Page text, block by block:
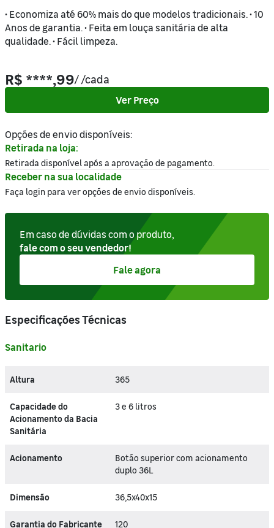
• Economiza até 60% mais do que modelos tradicionais. • 10
Anos de garantia. • Feita em louça sanitária de alta
qualidade. • Fácil limpeza.
R$ ****,99//cada
Ver Preço
Opções de envio disponíveis:
Retirada na loja:
Retirada disponível após a aprovação de pagamento.
Receber na sua localidade
Faça login para ver opções de envio disponíveis.
Em caso de dúvidas com o produto,
fale com o seu vendedor!
Fale agora
Especificações Técnicas
Sanitario
Altura 365
Capacidade do
Acionamento da Bacia
Sanitária
3 e 6 litros
Acionamento
Botão superior com acionamento
duplo 36L
Dimensão 36,5x40x15
Garantia do Fabricante 120